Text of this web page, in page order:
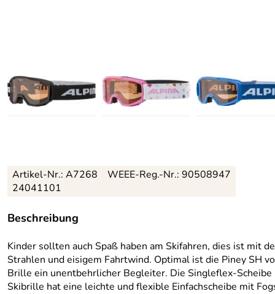
Artikel-Nr.: A7268
24041101
WEEE-Reg.-Nr.: 90508947
Beschreibung
Kinder sollten auch Spaß haben am Skifahren, dies ist mit
Strahlen und eisigem Fahrtwind. Optimal ist die Piney SH
Brille ein unentbehrlicher Begleiter. Die Singleflex-
Skibrille hat eine leichte und flexible Einfachscheibe mit